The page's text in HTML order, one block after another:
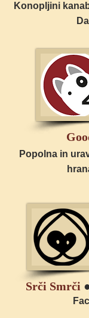
Konopljini
Popolna in
Srči Smrči